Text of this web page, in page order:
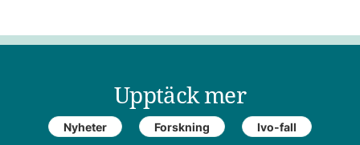
Upptäck mer
Nyheter Forskning Ivo-fall